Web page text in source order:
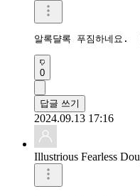
알록댤록 푸짐하네요.
0
답글 쓰기
2024.09.13 17:16
Illustrious Fearless